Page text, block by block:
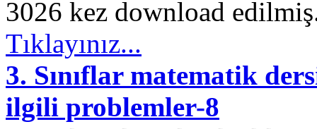
3026 kez download
Tıklayınız...
3. Sınıflar matematik
ilgili problemler-8